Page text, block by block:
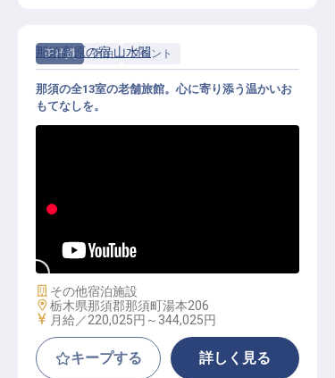
正社員 宿泊 フロント
105日／希望休・連休制度あり
那須高原の宿 山水閣
那須の全13室の老舗旅館。心に寄り添う温かいお
もてなしを。
施設業態
その他宿泊施設
勤務地
栃木県那須郡那須町湯本206
給与
月給／220,025円～ 344,025円
キープする 詳しく見る